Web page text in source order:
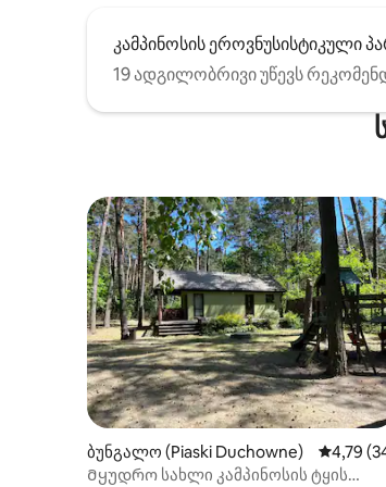
კამპინოსის ეროვნუსისტიკული
19 ადგილობრივი უწევს
ბუნგალო (Piaski Duchowne)
4,79
Მყუდრო სახლი კამპინოსის ტყის